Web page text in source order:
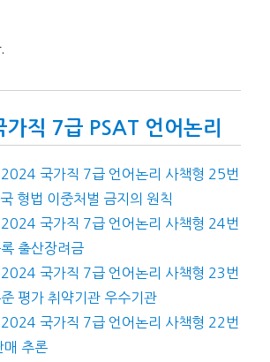
직 7급 PSAT 언어논리
2024 국가직 7급 언어논리 사책형 25번
형법 이중처벌 금지의 원칙
2024 국가직 7급 언어논리 사책형 24번
출산장려금
2024 국가직 7급 언어논리 사책형 23번
평가 취약기관 우수기관
2024 국가직 7급 언어논리 사책형 22번
매 추론